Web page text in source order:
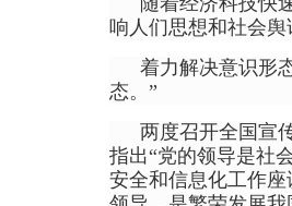
响人们思想和社会舆
着力解决意识形
态。”
两度召开全国宣
指出“党的领导是社
安全和信息化工作